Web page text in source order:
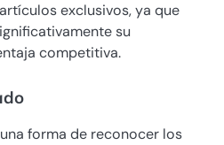
exclusivos, ya que
su
competitiva.
forma de reconocer los